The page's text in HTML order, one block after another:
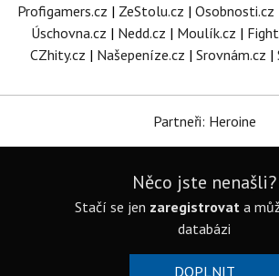
Profigamers.cz | ZeStolu.cz | Osobnosti.cz
Úschovna.cz | Nedd.cz | Moulík.cz |
CZhity.cz | Našepeníze.cz | Srovnám.cz |
Partneři: Heroine
Něco jste nenašli?
Stačí se jen zaregistrovat a
databázi
DOPLNIT